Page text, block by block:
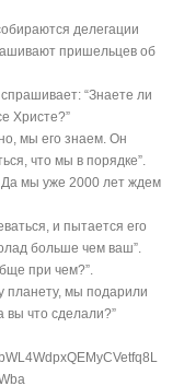
делегации
пришельцев об
“Знаете ли
Христе?”
мы его знаем. Он
что мы в порядке”.
Да мы уже 2000 лет ждем
и пытается его
больше чем ваш”.
при чем?”.
планету, мы подарили
вы что сделали?”